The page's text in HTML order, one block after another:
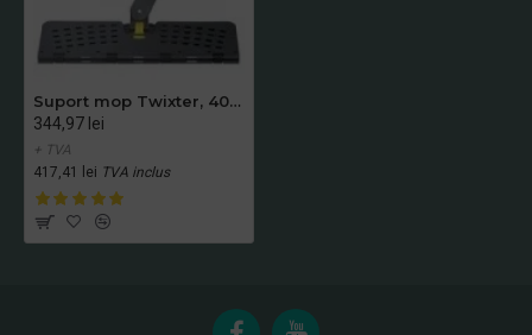
Suport mop Twixter, 40 cm Vermop
344,97 lei
+ TVA
417,41 lei TVA inclus